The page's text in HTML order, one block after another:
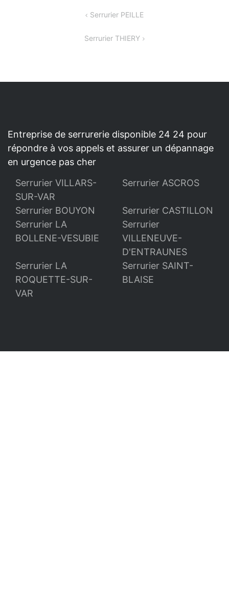
Serrurier PEILLE
Serrurier THIERY
Entreprise de serrurerie disponible 24 24 pour
répondre à vos appels et assurer un dépannage
en urgence pas cher
Serrurier VILLARS-
SUR-VAR
Serrurier ASCROS
Serrurier BOUYON
Serrurier CASTILLON
Serrurier LA
BOLLENE-VESUBIE
Serrurier
VILLENEUVE-
D'ENTRAUNES
Serrurier LA
ROQUETTE-SUR-
VAR
Serrurier SAINT-
BLAISE